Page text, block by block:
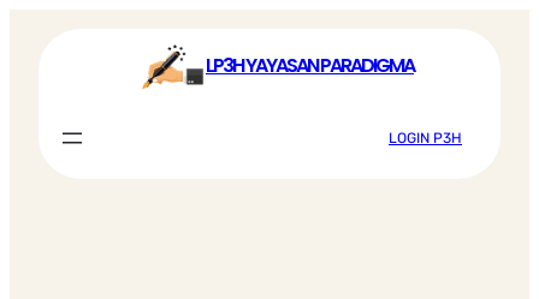
LP3H YAYASAN PARADIGMA
LOGIN P3H